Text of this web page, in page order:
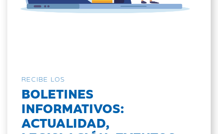
RECIBE LOS
BOLETINES
INFORMATIVOS:
ACTUALIDAD,